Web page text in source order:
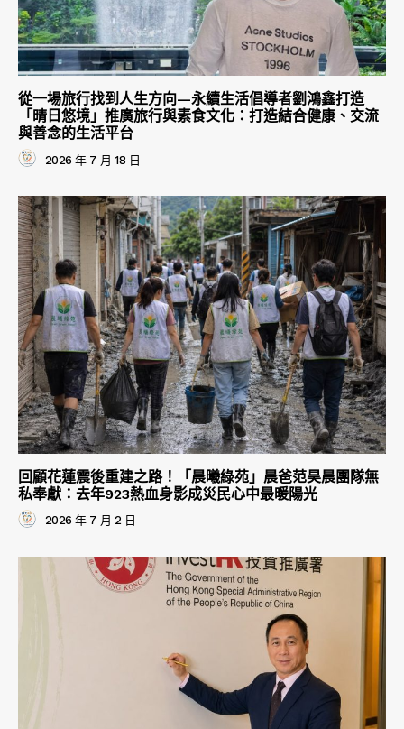
從一場旅行找到人生方向—永續生活倡導者劉鴻鑫打造
「晴日悠境」推廣旅行與素食文化：打造結合健康、交流
與善念的生活平台
2026 年 7 月 18 日
回顧花蓮震後重建之路！「晨曦綠苑」晨爸范昊晨團隊無
私奉獻：去年923熱血身影成災民心中最暖陽光
2026 年 7 月 2 日